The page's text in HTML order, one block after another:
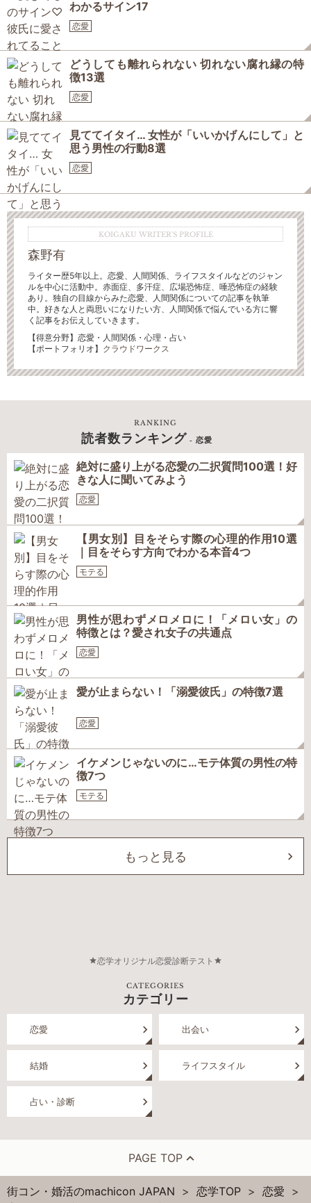
わかるサイン17
恋愛
どうしても離れられない 切れない腐れ縁の特
徴13選
恋愛
見ててイタイ… 女性が「いいかげんにして」と
思う男性の行動8選
恋愛
KOIGAKU WRITER'S PROFILE
森野有
ライター歴5年以上。恋愛、人間関係、ライフスタイルなどのジャン
ルを中心に活動中。赤面症、多汗症、広場恐怖症、唾恐怖症の経験
あり。独自の目線からみた恋愛、人間関係についての記事を執筆
中。好きな人と両思いになりたい方、人間関係で悩んでいる方に響
く記事をお伝えしていきます。
【得意分野】恋愛・人間関係・心理・占い
【ポートフォリオ】 クラウドワークス
RANKING
読者数ランキング - 恋愛
絶対に盛り上がる恋愛の二択質問100選！好
きな人に聞いてみよう
恋愛
【男女別】目をそらす際の心理的作用10選
｜目をそらす方向でわかる本音4つ
モテる
男性が思わずメロメロに！「メロい女」の
特徴とは？愛され女子の共通点
恋愛
愛が止まらない！「溺愛彼氏」の特徴7選
恋愛
イケメンじゃないのに…モテ体質の男性の特
徴7つ
モテる
もっと見る
恋学オリジナル恋愛診断テスト
CATEGORIES
カテゴリー
恋愛 出会い
結婚 ライフスタイル
占い・診断
PAGE TOP
街コン・婚活のmachicon JAPAN 恋学TOP
恋愛